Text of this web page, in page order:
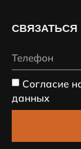
СВЯЗАТЬСЯ
Согласие
данных